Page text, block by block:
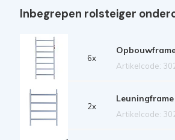
Inbegrepen rolsteiger
6x
Artikelcode:
2x
Artikelcode: